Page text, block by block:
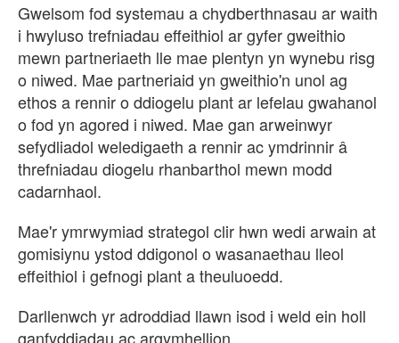
Gwelsom fod systemau a chydberthnasau ar waith
i hwyluso trefniadau effeithiol ar gyfer gweithio
mewn partneriaeth lle mae plentyn yn wynebu risg
o niwed. Mae partneriaid yn gweithio'n unol ag
ethos a rennir o ddiogelu plant ar lefelau gwahanol
o fod yn agored i niwed. Mae gan arweinwyr
sefydliadol weledigaeth a rennir ac ymdrinnir
threfniadau diogelu rhanbarthol mewn modd
cadarnhaol.
Mae'r ymrwymiad strategol clir hwn wedi arwain at
gomisiynu ystod ddigonol o wasanaethau lleol
effeithiol i gefnogi plant a theuluoedd.
Darllenwch yr adroddiad llawn isod i weld ein holl
ganfyddiadau ac argymhellion.